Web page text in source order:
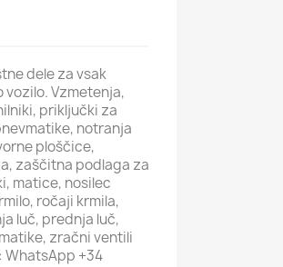
dele za vsak
Vzmetenja,
priključki za
notranja
ploščice,
zaščitna podlaga za
matice, nosilec
ročaji krmila,
luč, prednja luč,
zračni ventili
+34